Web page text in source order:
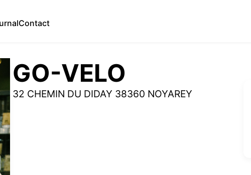
Contact
GO-VELO
32 CHEMIN DU DIDAY 38360 NOYAREY